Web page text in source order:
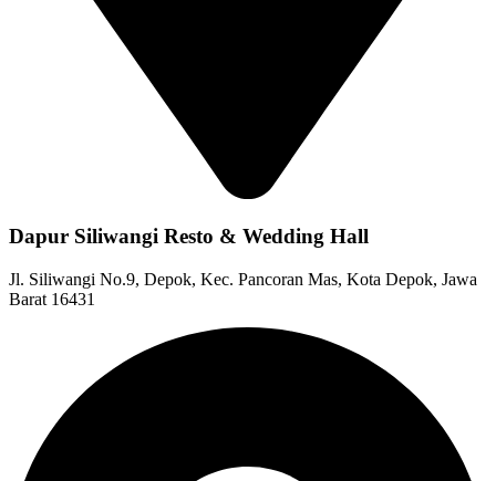
Dapur Siliwangi Resto & Wedding Hall
Jl. Siliwangi No.9, Depok, Kec. Pancoran Mas, Kota Depok, Jawa
Barat 16431